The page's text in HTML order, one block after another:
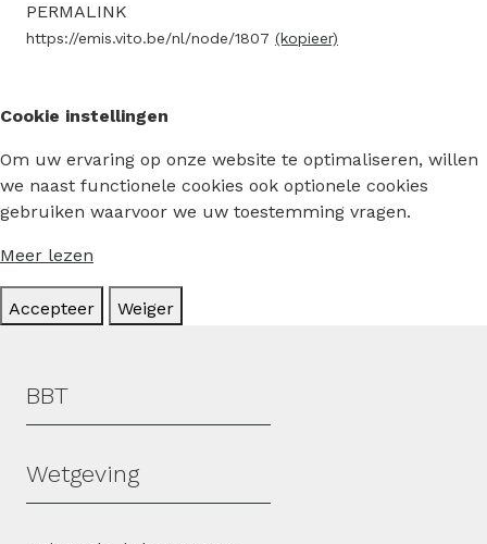
PERMALINK
https://emis.vito.be/nl/node/1807 (kopieer)
Cookie instellingen
Om uw ervaring op onze website te optimaliseren, willen
we naast functionele cookies ook optionele cookies
gebruiken waarvoor we uw toestemming vragen.
Meer lezen
Accepteer Weiger
Hoofdmenu
BBT
Wetgeving